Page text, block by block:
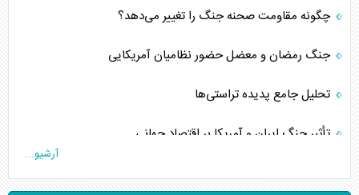
چگونه مقاومت صحنه جنگ را تغییر می‌دهد؟
جنگ رمضان و معضل حضور نظامیان آمریکایی
تحلیل جامع پدیده تراستی‌ها
تأثیر جنگ ایران و آمریکا بر اقتصاد جهانی
تخریب پل‌ها در اوکراین و فروپاشی روایت دوگانه غرب
آرشیو...